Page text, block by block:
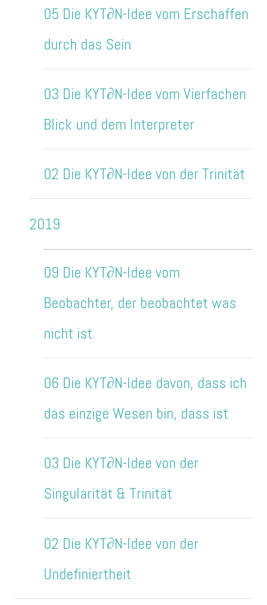
05 Die KYT∂N-Idee vom Erschaffen
durch das Sein
03 Die KYT∂N-Idee vom Vierfachen
Blick und dem Interpreter
02 Die KYT∂N-Idee von der Trinität
2019
09 Die KYT∂N-Idee vom
Beobachter, der beobachtet was
nicht ist.
06 Die KYT∂N-Idee davon, dass ich
das einzige Wesen bin, dass ist
03 Die KYT∂N-Idee von der
Singularität & Trinität
02 Die KYT∂N-Idee von der
Undefiniertheit